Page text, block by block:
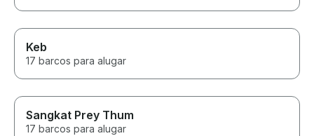
Keb
17 barcos para alugar
Sangkat Prey Thum
17 barcos para alugar